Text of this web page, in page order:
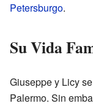
Petersburgo.
Su Vida
Giuseppe y Licy
Palermo. Sin